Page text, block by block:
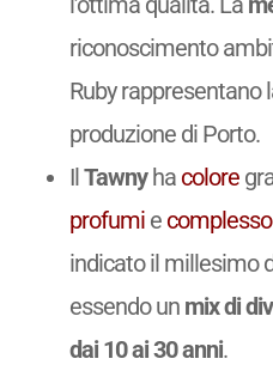
riconoscimento
Ruby rappresentano
produzione di Porto.
Il Tawnyha colore
profumie complesso
indicato il millesimo
essendo un mix di
dai 10 ai 30 anni.